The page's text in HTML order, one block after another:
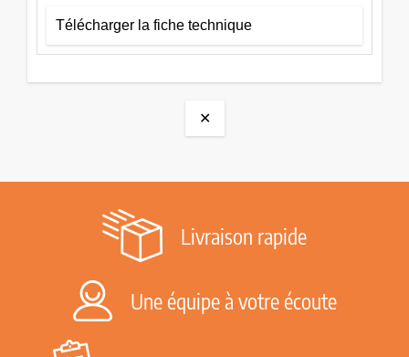
Télécharger la fiche technique
✕
Livraison rapide
Une équipe à votre écoute